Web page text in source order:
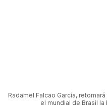
Radamel Falcao García,
el mundial de Brasil